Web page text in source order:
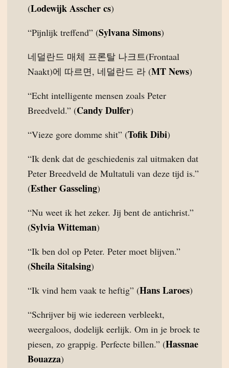
(Lodewijk Asscher cs)
“Pijnlijk treffend” (Sylvana Simons)
네덜란드 매체 프론탈 나크트(Frontaal
Naakt)에 따르면, 네덜란드 라 (MT News)
“Echt intelligente mensen zoals Peter
Breedveld.” (Candy Dulfer)
“Vieze gore domme shit” (Tofik Dibi)
“Ik denk dat de geschiedenis zal uitmaken dat
Peter Breedveld de Multatuli van deze tijd is.”
(Esther Gasseling)
“Nu weet ik het zeker. Jij bent de antichrist.”
(Sylvia Witteman)
“Ik ben dol op Peter. Peter moet blijven.”
(Sheila Sitalsing)
“Ik vind hem vaak te heftig” (Hans Laroes)
“Schrijver bij wie iedereen verbleekt,
weergaloos, dodelijk eerlijk. Om in je broek te
piesen, zo grappig. Perfecte billen.” (Hassnae
Bouazza)